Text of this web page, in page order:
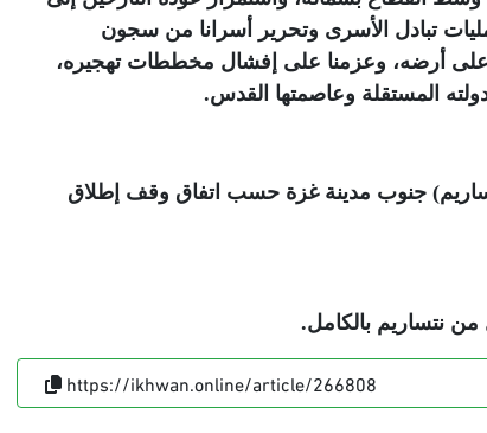
تبادل الأسرى وتحرير أسرانا من سجون
على أرضه، وعزمنا على إفشال مخططات تهجيره،
المستقلة وعاصمتها القدس.
جنوب مدينة غزة حسب اتفاق وقف إطلاق
نتساريم بالكامل.
https://ikhwan.online/article/266808